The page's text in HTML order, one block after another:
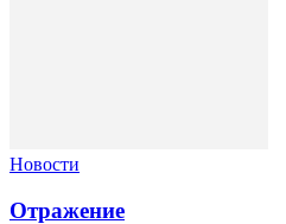
Новости
Отражение